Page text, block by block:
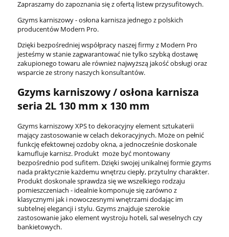
Zapraszamy do zapoznania się z ofertą listew przysufitowych.
Gzyms karniszowy - osłona karnisza jednego z polskich
producentów Modern Pro.
Dzięki bezpośredniej współpracy naszej firmy z Modern Pro
jesteśmy w stanie zagwarantować nie tylko szybką dostawę
zakupionego towaru ale również najwyższą jakość obsługi oraz
wsparcie ze strony naszych konsultantów.
Gzyms karniszowy / osłona karnisza
seria 2L 130 mm x 130 mm
Gzyms karniszowy XPS to dekoracyjny element sztukaterii
mający zastosowanie w celach dekoracyjnych. Może on pełnić
funkcję efektownej ozdoby okna, a jednocześnie doskonale
kamufluje karnisz. Produkt może być montowany
bezpośrednio pod sufitem. Dzięki swojej unikalnej formie gzyms
nada praktycznie każdemu wnętrzu ciepły, przytulny charakter.
Produkt doskonale sprawdza się we wszelkiego rodzaju
pomieszczeniach - idealnie komponuje się zarówno z
klasycznymi jak i nowoczesnymi wnętrzami dodając im
subtelnej elegancji i stylu. Gzyms znajduje szerokie
zastosowanie jako element wystroju hoteli, sal weselnych czy
bankietowych.